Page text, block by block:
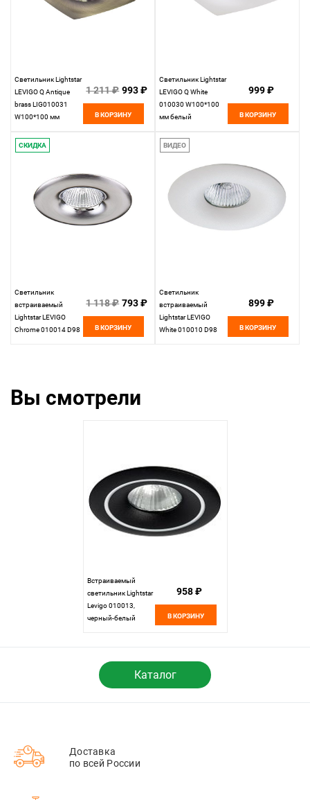
Светильник Lightstar
LEVIGO Q Antique
brass LIG010031
W100*100 мм
1 211 ₽ 993 ₽
В КОРЗИНУ
Светильник Lightstar
LEVIGO Q White
010030 W100*100
мм белый
999 ₽
В КОРЗИНУ
СКИДКА
Светильник
встраиваемый
Lightstar LEVIGO
Chrome 010014 D98
1 118 ₽ 793 ₽
В КОРЗИНУ
ВИДЕО
Светильник
встраиваемый
Lightstar LEVIGO
White 010010 D98
899 ₽
В КОРЗИНУ
Вы смотрели
Встраиваемый
светильник Lightstar
Levigo 010013,
черный-белый
958 ₽
В КОРЗИНУ
Каталог
Доставка
по всей России